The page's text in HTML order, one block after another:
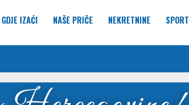
GDJE IZAĆI NAŠE PRIČE NEKRETNINE SPORT